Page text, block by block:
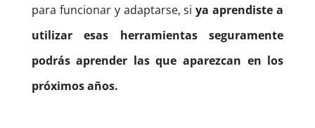
para funcionar y adaptarse, siya aprendiste a
utilizar esas herramientas seguramente
podrás aprender las que aparezcan en los
próximos años.